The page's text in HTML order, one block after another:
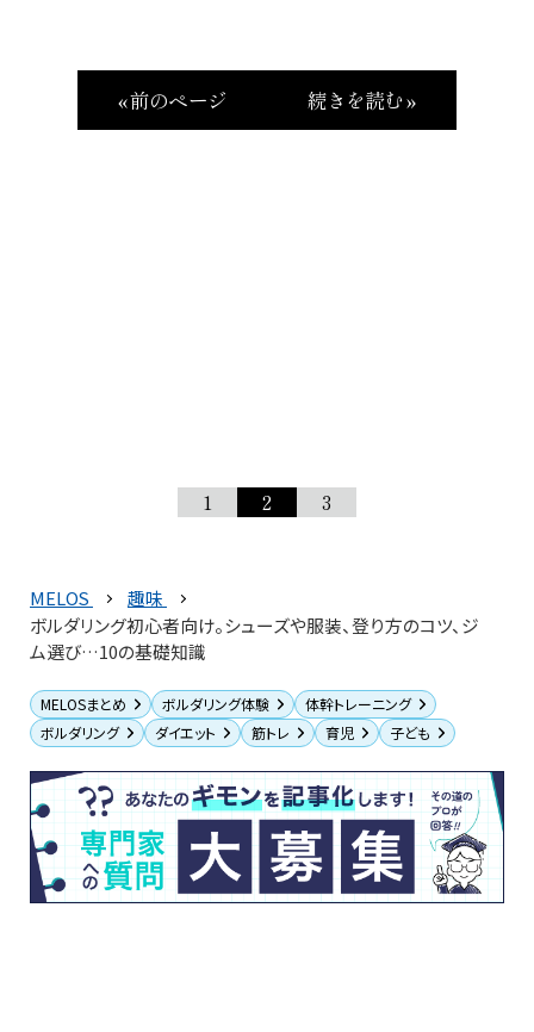
« 前のページ 続きを読む »
1 2 3
MELOS
趣味
ボルダリング初心者向け。シューズや服装、登り方のコツ、ジ
ム選び…10の基礎知識
MELOSまとめ ボルダリング体験
体幹トレーニング
ボルダリング
ダイエット 筋トレ 育児 子ども